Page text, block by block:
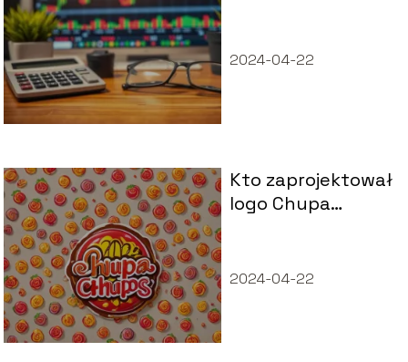
2024-04-22
Kto zaprojektował
logo Chupa
2024-04-22